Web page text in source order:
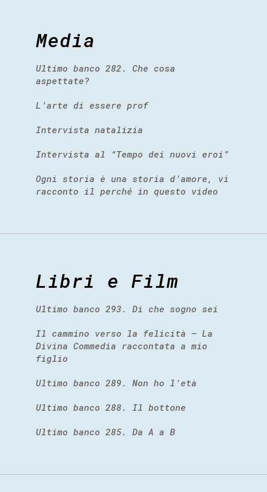
Media
Ultimo banco 282. Che cosa
aspettate?
L’arte di essere prof
Intervista natalizia
Intervista al “Tempo dei nuovi eroi”
Ogni storia è una storia d’amore, vi
racconto il perché in questo video
Libri e Film
Ultimo banco 293. Di che sogno sei
Il cammino verso la felicità – La
Divina Commedia raccontata a mio
figlio
Ultimo banco 289. Non ho l’età
Ultimo banco 288. Il bottone
Ultimo banco 285. Da A a B